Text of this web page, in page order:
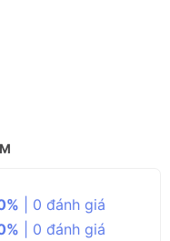
| 0 đánh giá
| 0 đánh giá